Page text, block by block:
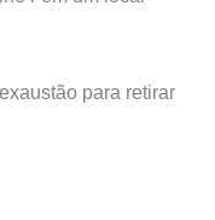
para retirar